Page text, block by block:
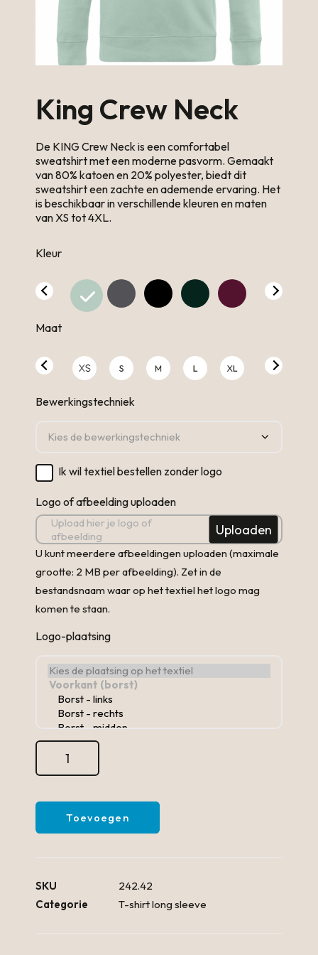
King Crew Neck
De KING Crew Neck is een comfortabel
sweatshirt met een moderne pasvorm. Gemaakt
van 80% katoen en 20% polyester, biedt dit
sweatshirt een zachte en ademende ervaring. Het
is beschikbaar in verschillende kleuren en maten
van XS tot 4XL.
Kleur
Maat
Bewerkingstechniek
Ik wil textiel bestellen zonder logo
Logo of afbeelding uploaden
Upload hier je logo of
afbeelding
U kunt meerdere afbeeldingen uploaden (maximale
grootte: 2 MB per afbeelding). Zet in de
bestandsnaam waar op het textiel het logo mag
komen te staan.
Logo-plaatsing
Neck
aantal
Toevoegen
SKU
242.42
Categorie
T-shirt long sleeve